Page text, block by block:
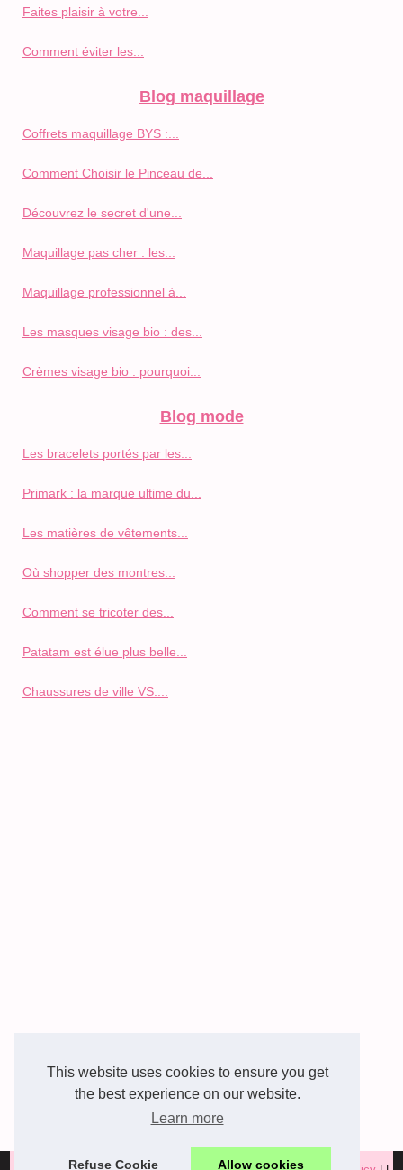
This website uses cookies to ensure you get
the best experience on our website.
Learn more
Refuse Cookie Allow cookies
Faites plaisir à votre...
Comment éviter les...
Blog maquillage
Coffrets maquillage BYS :...
Comment Choisir le Pinceau de...
Découvrez le secret d'une...
Maquillage pas cher : les...
Maquillage professionnel à...
Les masques visage bio : des...
Crèmes visage bio : pourquoi...
Blog mode
Les bracelets portés par les...
Primark : la marque ultime du...
Les matières de vêtements...
Où shopper des montres...
Comment se tricoter des...
Patatam est élue plus belle...
Chaussures de ville VS....